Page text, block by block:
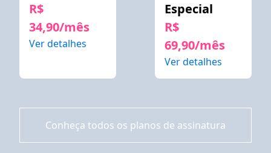
R$
34,90/mês
Ver detalhes
Especial
R$
69,90/mês
Ver detalhes
Conheça todos os planos de assinatura